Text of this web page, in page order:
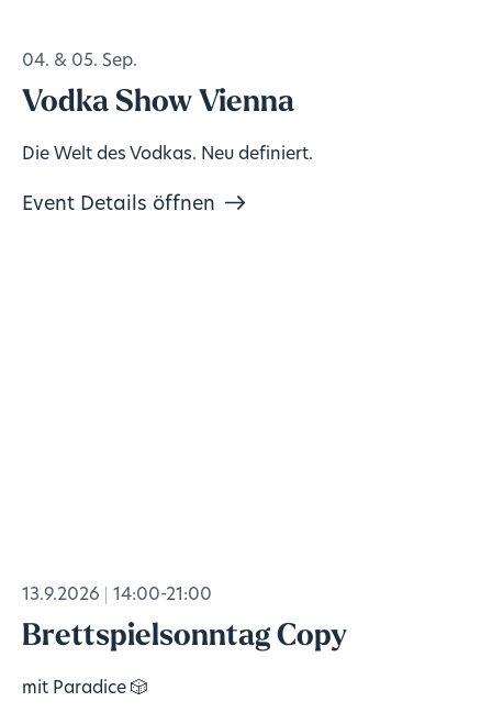
04. & 05. Sep.
Vodka Show Vienna
Die Welt des Vodkas. Neu definiert.
Event Details öffnen
13.9.2026 14:00-21:00
Brettspielsonntag Copy
mit Paradice 🎲